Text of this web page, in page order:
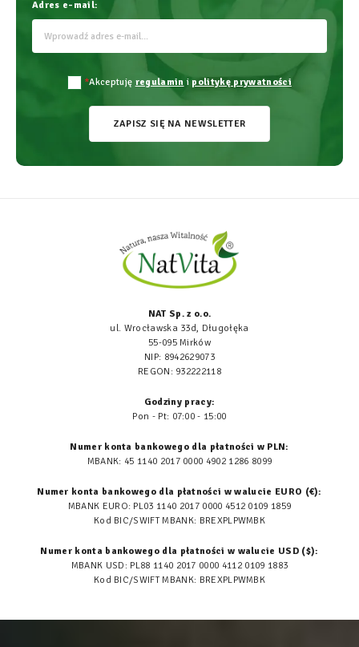
Adres e-mail:
*Akceptuję regulamin i politykę prywatności
ZAPISZ SIĘ NA NEWSLETTER
NAT Sp. z o.o.
ul. Wrocławska 33d, Długołęka
55-095 Mirków
NIP: 8942629073
REGON: 932222118
Godziny pracy:
Pon - Pt: 07:00 - 15:00
Numer konta bankowego dla płatności w PLN:
MBANK: 45 1140 2017 0000 4902 1286 8099
Numer konta bankowego dla płatności w walucie EURO (€):
MBANK EURO: PL03 1140 2017 0000 4512 0109 1859
Kod BIC/SWIFT MBANK: BREXPLPWMBK
Numer konta bankowego dla płatności w walucie USD ($):
MBANK USD: PL88 1140 2017 0000 4112 0109 1883
Kod BIC/SWIFT MBANK: BREXPLPWMBK